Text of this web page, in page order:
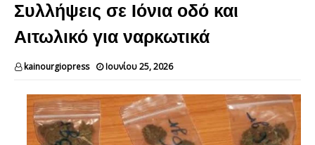
Συλλήψεις σε Ιόνια οδό και
Αιτωλικό για ναρκωτικά
kainourgiopress Ιουνίου 25, 2026